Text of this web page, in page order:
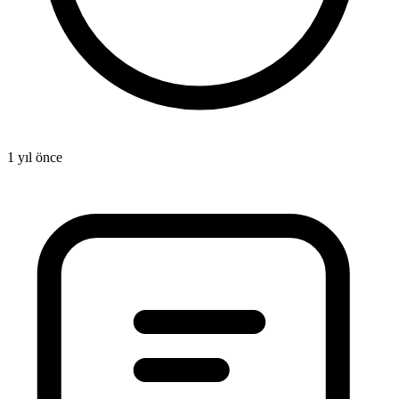
1 yıl önce